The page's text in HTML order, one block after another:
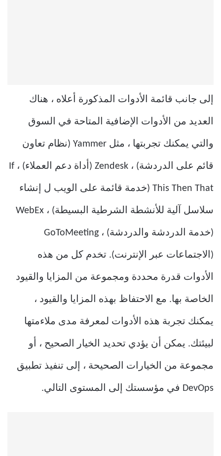
إلى جانب قائمة الأدوات المذكورة أعلاه ، هناك
العديد من الأدوات الإضافية المتاحة في السوق
والتي يمكنك تجربتها ، مثل Yammer (نظام تعاون
قائم على الدردشة) ، Zendesk (أداة دعم العملاء) ، If
This Then That (خدمة قائمة على الويب ل إنشاء
سلاسل آلية للأنشطة الشرطية البسيطة) ، WebEx
(خدمة الدردشة والدردشة) ، GoToMeeting
(الاجتماعات عبر الإنترنت). تخدم كل من هذه
الأدوات قدرة محددة ومجموعة من المزايا والقيود
الخاصة بها. مع الاحتفاظ بهذه المزايا والقيود ،
يمكنك تجربة هذه الأدوات لمعرفة مدى ملاءمتها
لبيئتك. يمكن أن يؤدي تحديد الخيار الصحيح ، أو
مجموعة من الخيارات الصحيحة ، إلى تنفيذ تطبيق
DevOps في مؤسستك إلى المستوى التالي.